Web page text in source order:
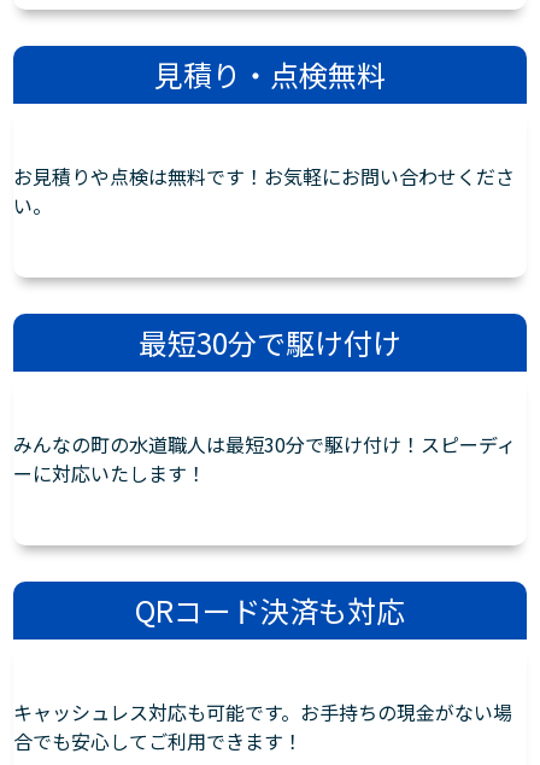
見積り・点検無料
お見積りや点検は無料です！お気軽にお問い合わせくださ
い。
最短30分で駆け付け
みんなの町の水道職人は最短30分で駆け付け！スピーディ
ーに対応いたします！
QRコード決済も対応
キャッシュレス対応も可能です。お手持ちの現金がない場
合でも安心してご利用できます！